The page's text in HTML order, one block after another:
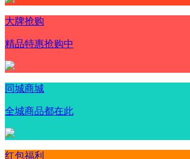
大牌抢购
精品特惠抢购中
同城商城
全城商品都在此
红包福利